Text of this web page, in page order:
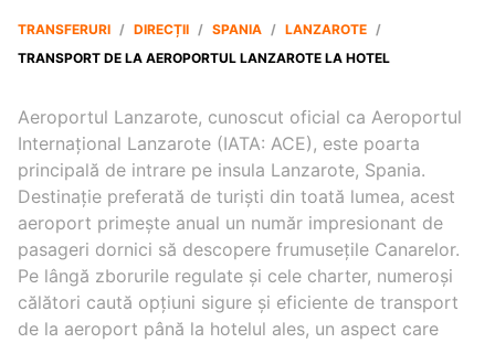
TRANSFERURI / DIRECȚII / SPANIA / LANZAROTE /
TRANSPORT DE LA AEROPORTUL LANZAROTE LA HOTEL
Aeroportul Lanzarote, cunoscut oficial ca Aeroportul
Internațional Lanzarote (IATA: ACE), este poarta
principală de intrare pe insula Lanzarote, Spania.
Destinație preferată de turiști din toată lumea, acest
aeroport primește anual un număr impresionant de
pasageri dornici să descopere frumusețile Canarelor.
Pe lângă zborurile regulate și cele charter, numeroși
călători caută opțiuni sigure și eficiente de transport
de la aeroport până la hotelul ales, un aspect care